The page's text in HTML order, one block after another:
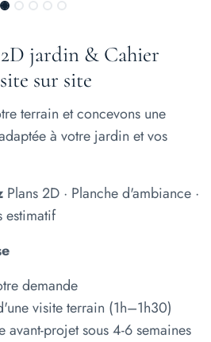
2D jardin & Cahier
sur site
terrain et concevons une
à votre jardin et vos
Plans 2D · Planche d'ambiance ·
estimatif
demande
visite terrain (1h–1h30)
avant-projet sous 4-6 semaines